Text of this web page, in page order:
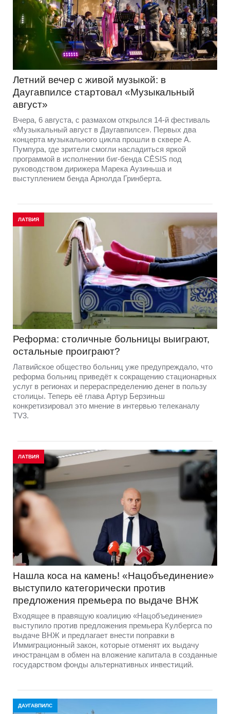
Летний вечер с живой музыкой: в
Даугавпилсе стартовал «Музыкальный
август»
Вчера, 6 августа, с размахом открылся 14-й фестиваль
«Музыкальный август в Даугавпилсе». Первых два
концерта музыкального цикла прошли в сквере А.
Пумпура, где зрители смогли насладиться яркой
программой в исполнении биг-бенда CĒSIS под
руководством дирижера Марека Аузиньша и
выступлением бенда Арнолда Гринберта.
ЛАТВИЯ
Реформа: столичные больницы выиграют,
остальные проиграют?
Латвийское общество больниц уже предупреждало, что
реформа больниц приведёт к сокращению стационарных
услуг в регионах и перераспределению денег в пользу
столицы. Теперь её глава Артур Берзиньш
конкретизировал это мнение в интервью телеканалу
TV3.
ЛАТВИЯ
Нашла коса на камень! «Нацобъединение»
выступило категорически против
предложения премьера по выдаче ВНЖ
Входящее в правящую коалицию «Нацобъединение»
выступило против предложения премьера Кулбергса по
выдаче ВНЖ и предлагает внести поправки в
Иммиграционный закон, которые отменят их выдачу
иностранцам в обмен на вложение капитала в созданные
государством фонды альтернативных инвестиций.
ДАУГАВПИЛС